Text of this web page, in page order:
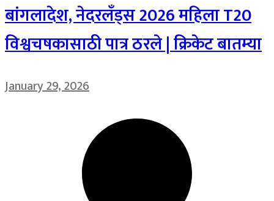
बांगलादेश, नेदरलँड्स 2026 महिला T20
विश्वचषकासाठी पात्र ठरले | क्रिकेट बातम्या
January 29, 2026